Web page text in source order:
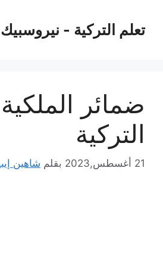
المحتوىتعلم التركية - نيروسبيك
ضمائر الملكية
التركية
21 أغسطس,2023 بقلم شاهين